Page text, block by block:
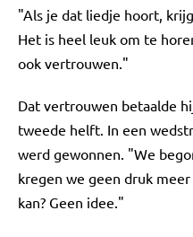
"Als je dat liedje hoort,
Het is heel leuk om te
ook vertrouwen."
Dat vertrouwen betaalde
tweede helft. In een
werd gewonnen. "We
kregen we geen druk
kan? Geen idee."